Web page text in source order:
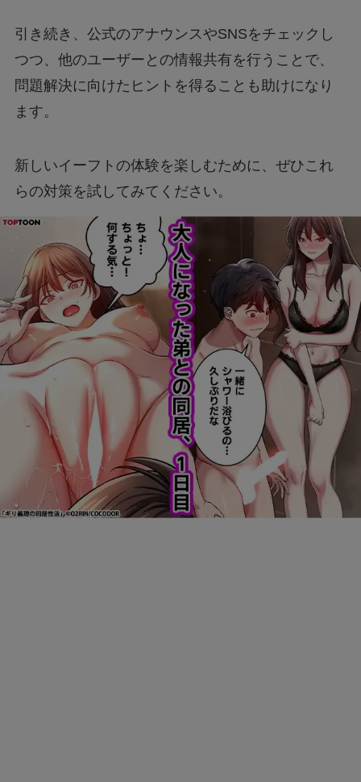
引き続き、公式のアナウンスやSNSをチェックし
つつ、他のユーザーとの情報共有を行うことで、
問題解決に向けたヒントを得ることも助けになり
ます。
新しいイーフトの体験を楽しむために、ぜひこれ
らの対策を試してみてください。